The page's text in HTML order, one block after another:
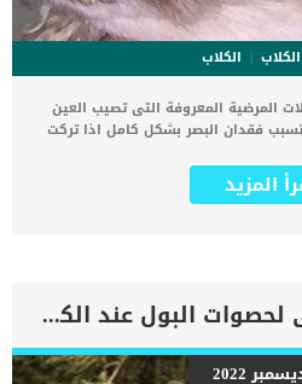
الكلاب
المرضية المعروفة التى تصيب العين
فقدان البصر بشكل كامل اذا تركت
السوائل والصرف الصحي. فى البداية
تغذية هذه الهياكل ، يتم إفراغ السائل
وهي منطقة تقع بين الطبقة الخارجية
للعين والقرنية والقزحية ، الجزء المصطبغ. كما يجب أن يظل IOP طبيعيًا
متساويين. إذا لم تكن كذلك ، فهناك
المزيد
طرق العلاج الطبيعى لحصوات البول عند الكلاب